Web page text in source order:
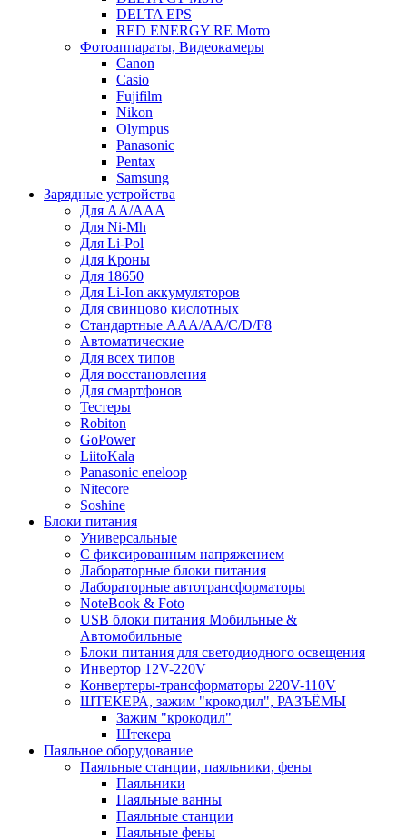
DELTA EPS
RED ENERGY RE Мото
Фотоаппараты, Видеокамеры
Canon
Casio
Fujifilm
Nikon
Olympus
Panasonic
Pentax
Samsung
Зарядные устройства
Для AA/AAA
Для Ni-Mh
Для Li-Pol
Для Кроны
Для 18650
Для Li-Ion аккумуляторов
Для свинцово кислотных
Стандартные ААА/АА/С/D/F8
Автоматические
Для всех типов
Для восстановления
Для смартфонов
Тестеры
Robiton
GoPower
LiitoKala
Panasonic eneloop
Nitecore
Soshine
Блоки питания
Универсальные
C фиксированным напряжением
Лабораторные блоки питания
Лабораторные автотрансформаторы
NoteBook & Foto
USB блоки питания Мобильные &
Автомобильные
Блоки питания для светодиодного освещения
Инвертор 12V-220V
Конвертеры-трансформаторы 220V-110V
ШТЕКЕРА, зажим "крокодил", РАЗЪЁМЫ
Зажим "крокодил"
Штекера
Паяльное оборудование
Паяльные станции, паяльники, фены
Паяльники
Паяльные ванны
Паяльные станции
Паяльные фены